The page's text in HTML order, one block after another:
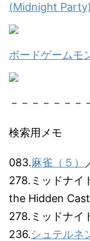
(Midnight Party)
ボードゲームモ
－－－－－－－
検索用メモ
083.麻雀（５）
278.ミッドナイ
the Hidden
278.ミッドナイ
236.シュテルネ